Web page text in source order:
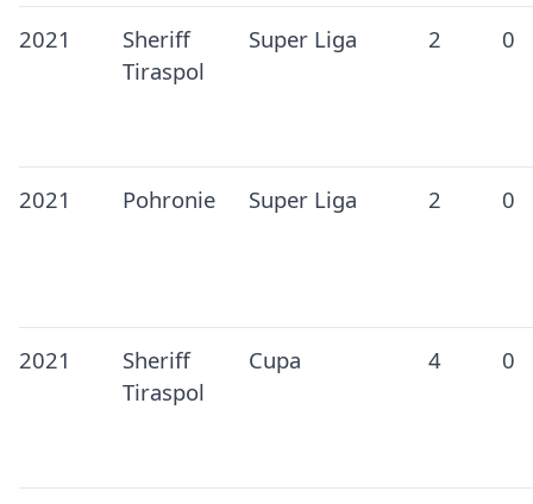
2021
Sheriff
Tiraspol
Super Liga 2 0
2021 Pohronie Super Liga 2 0
2021
Sheriff
Tiraspol
Cupa 4 0